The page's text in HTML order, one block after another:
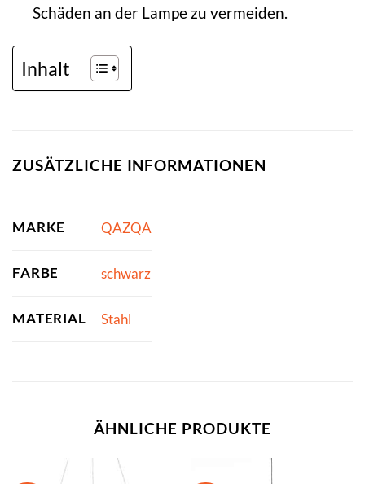
Schäden an der Lampe zu vermeiden.
Inhalt
ZUSÄTZLICHE INFORMATIONEN
MARKE QAZQA
FARBE schwarz
MATERIAL Stahl
ÄHNLICHE PRODUKTE